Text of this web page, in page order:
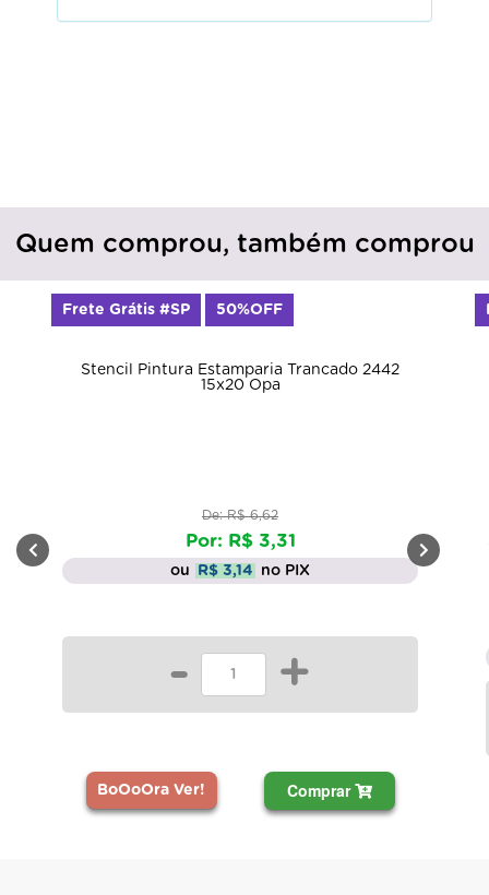
Quem comprou, também comprou
Stencil Pintura Estamparia Trancado 2442
15x20 Opa
De: R$ 6,62
Por: R$ 3,31
ou R$ 3,14 no PIX
- +
BoOoOra Ver! Comprar
Frete Grátis #SP 50%OFF